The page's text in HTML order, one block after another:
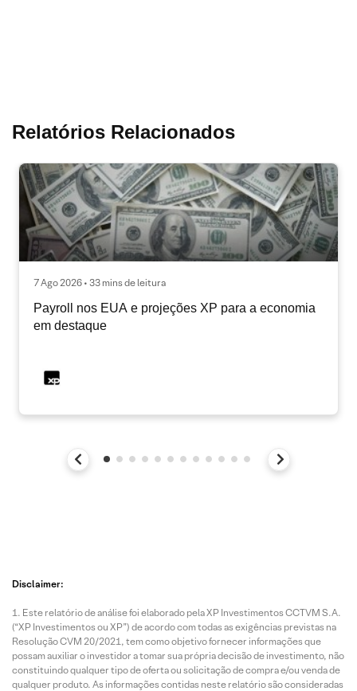
Relatórios Relacionados
7 Ago 2026 • 33 mins de leitura
Payroll nos EUA e projeções XP para a economia
em destaque
Disclaimer:
Este relatório de análise foi elaborado pela XP Investimentos CCTVM S.A.
(“XP Investimentos ou XP”) de acordo com todas as exigências previstas na
Resolução CVM 20/2021, tem como objetivo fornecer informações que
possam auxiliar o investidor a tomar sua própria decisão de investimento, não
constituindo qualquer tipo de oferta ou solicitação de compra e/ou venda de
qualquer produto. As informações contidas neste relatório são consideradas